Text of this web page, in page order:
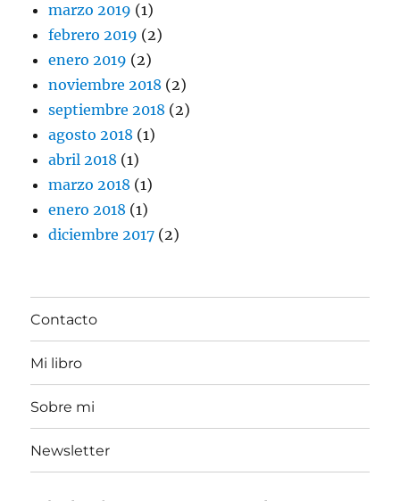
marzo 2019 (1)
febrero 2019 (2)
enero 2019 (2)
noviembre 2018 (2)
septiembre 2018 (2)
agosto 2018 (1)
abril 2018 (1)
marzo 2018 (1)
enero 2018 (1)
diciembre 2017 (2)
Contacto
Mi libro
Sobre mi
Newsletter